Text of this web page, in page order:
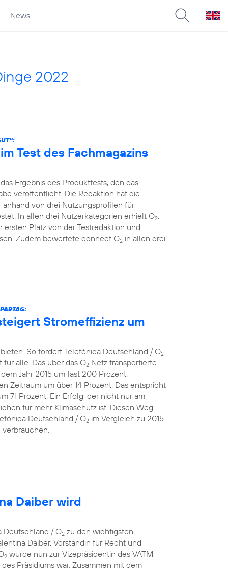
News
2022
Test des Fachmagazins
Ergebnis des Produkttests, den das
veröffentlicht. Die Redaktion hat die
von drei Nutzungsprofilen für
In allen drei Nutzerkategorien erhielt O2,
Platz von der Testredaktion und
Zudem bewertete connect O2 in allen drei
Stromeffizienz um
So fördert Telefónica Deutschland / O2
alle. Das über das O2 Netz transportierte
Jahr 2015 um fast 200 Prozent.
Zeitraum um über 14 Prozent. Das entspricht
71 Prozent. Ein Erfolg, der nicht nur am
für mehr Klimaschutz ist. Diesen Weg
Deutschland / O2 im Vergleich zu 2015
verbrauchen.
Daiber wird
Deutschland / O2 zu den wichtigsten
Daiber, Vorständin für Recht und
2 wurde nun zur Vizepräsidentin des VATM
Präsidiums war. Zusammen mit dem